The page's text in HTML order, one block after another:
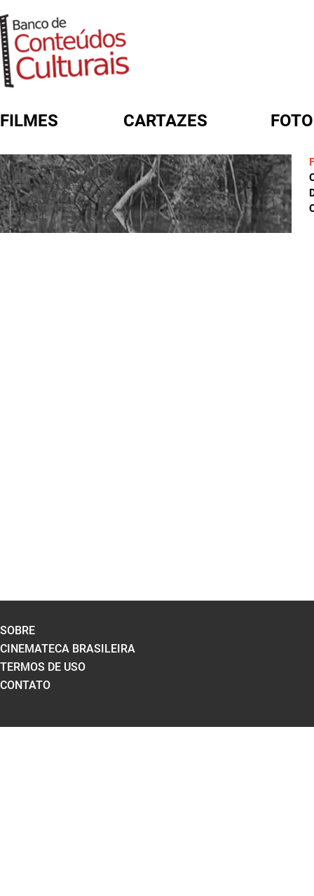
FILMES CARTAZES
FORMULÁRIO DE BUSCA
SOBRE
CINEMATECA BRASILEIRA
TERMOS DE USO
CONTATO